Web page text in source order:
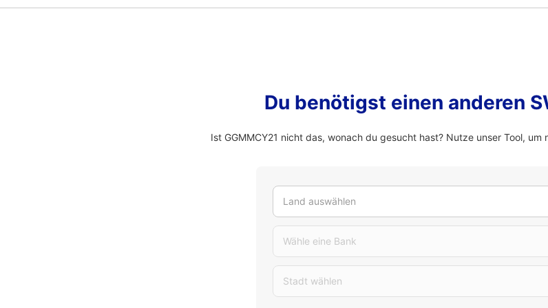
Du benötigst einen anderen
Ist GGMMCY21 nicht das, wonach du gesucht hast? Nutze unser Tool,
Land auswählen
Wähle eine Bank
Stadt wählen